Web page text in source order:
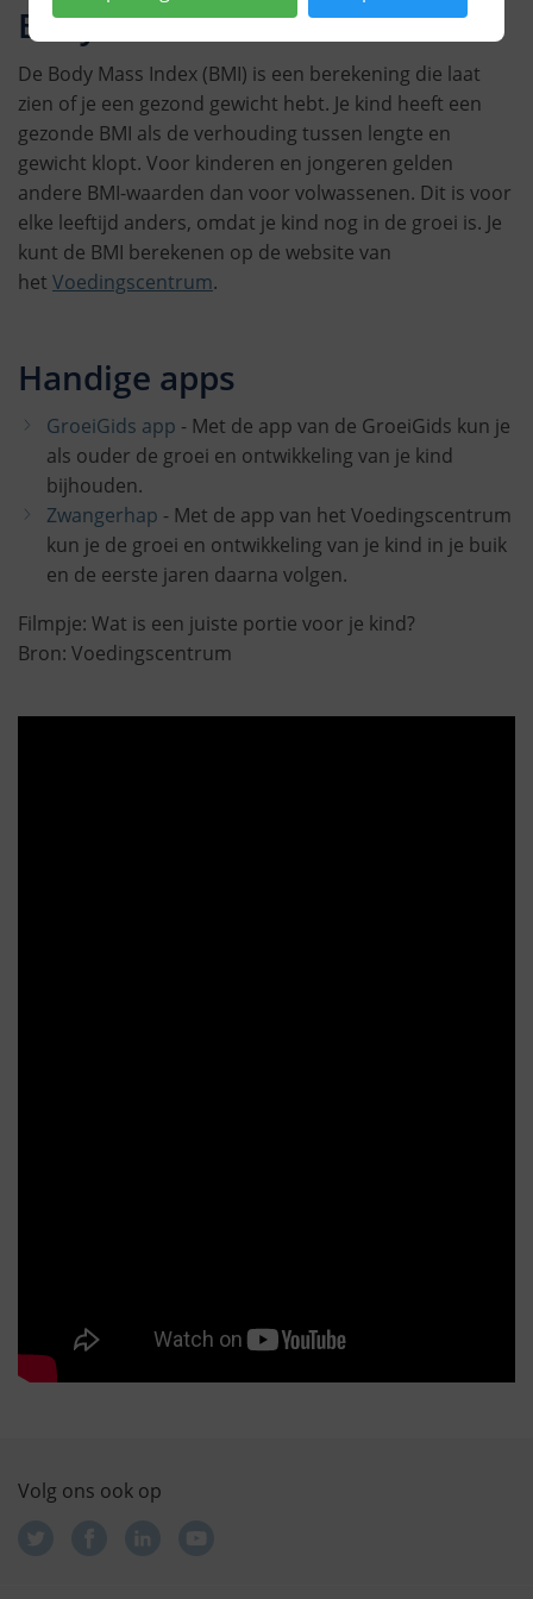
Body Mass Index
De Body Mass Index (BMI) is een berekening die laat
zien of je een gezond gewicht hebt. Je kind heeft een
gezonde BMI als de verhouding tussen lengte en
gewicht klopt. Voor kinderen en jongeren gelden
andere BMI-waarden dan voor volwassenen. Dit is voor
elke leeftijd anders, omdat je kind nog in de groei is. Je
kunt de BMI berekenen op de website van
het Voedingscentrum.
Handige apps
GroeiGids app - Met de app van de GroeiGids kun je
als ouder de groei en ontwikkeling van je kind
bijhouden.
Zwangerhap - Met de app van het Voedingscentrum
kun je de groei en ontwikkeling van je kind in je buik
en de eerste jaren daarna volgen.
Filmpje: Wat is een juiste portie voor je kind?
Bron: Voedingscentrum
Volg ons ook op